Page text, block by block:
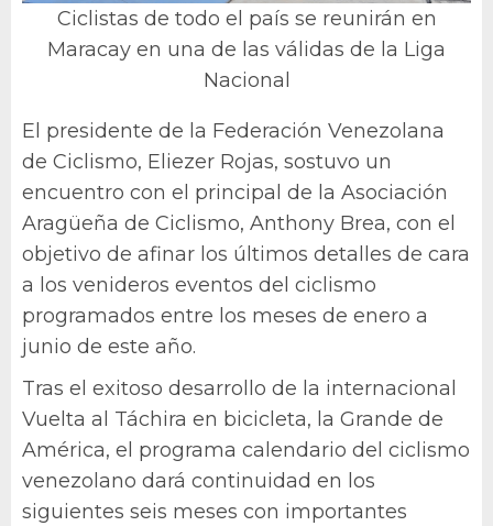
Ciclistas de todo el país se reunirán en
Maracay en una de las válidas de la Liga
Nacional
El presidente de la Federación Venezolana
de Ciclismo, Eliezer Rojas, sostuvo un
encuentro con el principal de la Asociación
Aragüeña de Ciclismo, Anthony Brea, con el
objetivo de afinar los últimos detalles de cara
a los venideros eventos del ciclismo
programados entre los meses de enero a
junio de este año.
Tras el exitoso desarrollo de la internacional
Vuelta al Táchira en bicicleta, la Grande de
América, el programa calendario del ciclismo
venezolano dará continuidad en los
siguientes seis meses con importantes